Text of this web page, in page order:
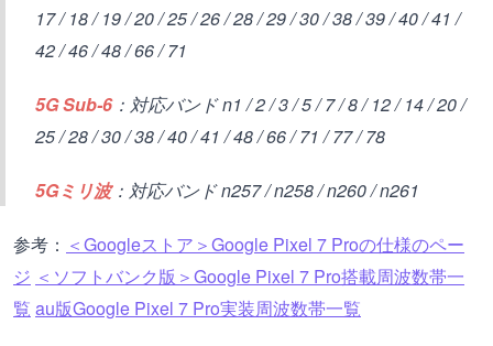
17 / 18 / 19 / 20 / 25 / 26 / 28 / 29 / 30 / 38 / 39 / 40 / 41 /
42 / 46 / 48 / 66 / 71
5G Sub-6：対応バンド n1 / 2 / 3 / 5 / 7 / 8 / 12 / 14 / 20 /
25 / 28 / 30 / 38 / 40 / 41 / 48 / 66 / 71 / 77 / 78
5Gミリ波：対応バンド n257 / n258 / n260 / n261
参考： ＜Googleストア＞Google Pixel 7 Proの仕様のペー
ジ ＜ソフトバンク版＞Google Pixel 7 Pro搭載周波数帯一
覧 au版Google Pixel 7 Pro実装周波数帯一覧